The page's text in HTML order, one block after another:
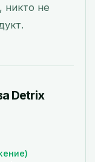
никто не
Detrix